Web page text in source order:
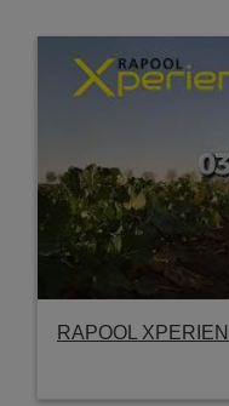
RAPOOL